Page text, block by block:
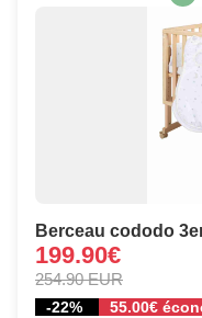
Berceau cododo
199.90€
254.90 EUR
-22% 55.00€